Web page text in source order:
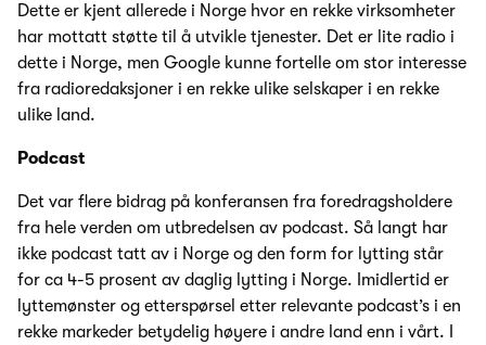
Dette er kjent allerede i Norge hvor en rekke virksomheter
har mottatt støtte til å utvikle tjenester. Det er lite radio i
dette i Norge, men Google kunne fortelle om stor interesse
fra radioredaksjoner i en rekke ulike selskaper i en rekke
ulike land.
Podcast
Det var flere bidrag på konferansen fra foredragsholdere
fra hele verden om utbredelsen av podcast. Så langt har
ikke podcast tatt av i Norge og den form for lytting står
for ca 4-5 prosent av daglig lytting i Norge. Imidlertid er
lyttemønster og etterspørsel etter relevante podcast’s i en
rekke markeder betydelig høyere i andre land enn i vårt. I